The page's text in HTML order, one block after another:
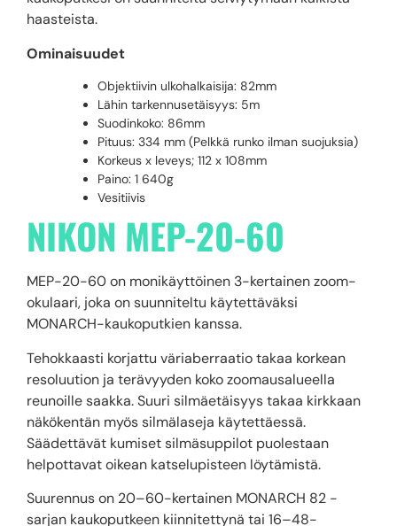
haasteista.
Ominaisuudet
Objektiivin ulkohalkaisija: 82mm
Lähin tarkennusetäisyys: 5m
Suodinkoko: 86mm
Pituus: 334 mm (Pelkkä runko ilman suojuksia)
Korkeus x leveys; 112 x 108mm
Paino: 1 640g
Vesitiivis
NIKON MEP-20-60
MEP-20-60 on monikäyttöinen 3-kertainen zoom-
okulaari, joka on suunniteltu käytettäväksi
MONARCH-kaukoputkien kanssa.
Tehokkaasti korjattu väriaberraatio takaa korkean
resoluution ja terävyyden koko zoomausalueella
reunoille saakka. Suuri silmäetäisyys takaa kirkkaan
näkökentän myös silmälaseja käytettäessä.
Säädettävät kumiset silmäsuppilot puolestaan
helpottavat oikean katselupisteen löytämistä.
Suurennus on 20–60-kertainen MONARCH 82 -
sarjan kaukoputkeen kiinnitettynä tai 16–48-